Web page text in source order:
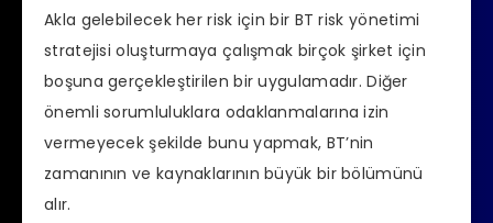
Akla gelebilecek her risk için bir BT risk yönetimi
stratejisi oluşturmaya çalışmak birçok şirket için
boşuna gerçekleştirilen bir uygulamadır. Diğer
önemli sorumluluklara odaklanmalarına izin
vermeyecek şekilde bunu yapmak, BT’nin
zamanının ve kaynaklarının büyük bir bölümünü
alır.